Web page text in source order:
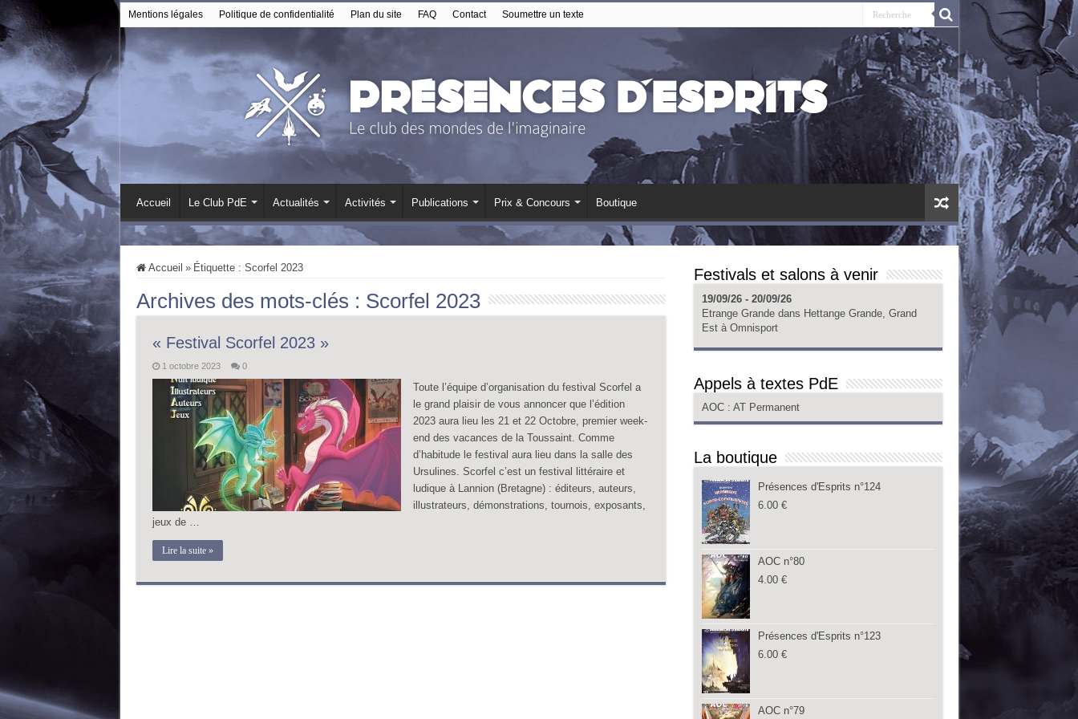
Mentions légales Politique de confidentialité Plan du site FAQ Contact Soumettre un texte
Accueil Le Club PdE Actualités Activités Publications Prix & Concours Boutique
Accueil » Étiquette : Scorfel 2023
Archives des mots-clés : Scorfel 2023
« Festival Scorfel 2023 »
1 octobre 2023 0
Toute l’équipe d’organisation du festival Scorfel a
le grand plaisir de vous annoncer que l’édition
2023 aura lieu les 21 et 22 Octobre, premier week-
end des vacances de la Toussaint. Comme
d’habitude le festival aura lieu dans la salle des
Ursulines. Scorfel c’est un festival littéraire et
ludique à Lannion (Bretagne) : éditeurs, auteurs,
illustrateurs, démonstrations, tournois, exposants,
jeux de …
Lire la suite »
Festivals et salons à venir
19/09/26 - 20/09/26
Etrange Grande dans Hettange Grande, Grand
Est à Omnisport
Appels à textes PdE
AOC : AT Permanent
La boutique
Présences d'Esprits n°124
6.00 €
AOC n°80
4.00 €
Présences d'Esprits n°123
6.00 €
AOC n°79